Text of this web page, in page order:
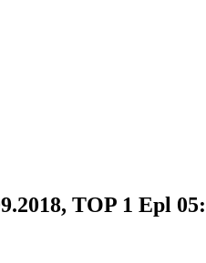
TOP 1 Epl